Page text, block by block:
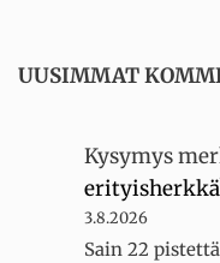
UUSIMMAT
Kysymys
3.8.2026
Sain 22